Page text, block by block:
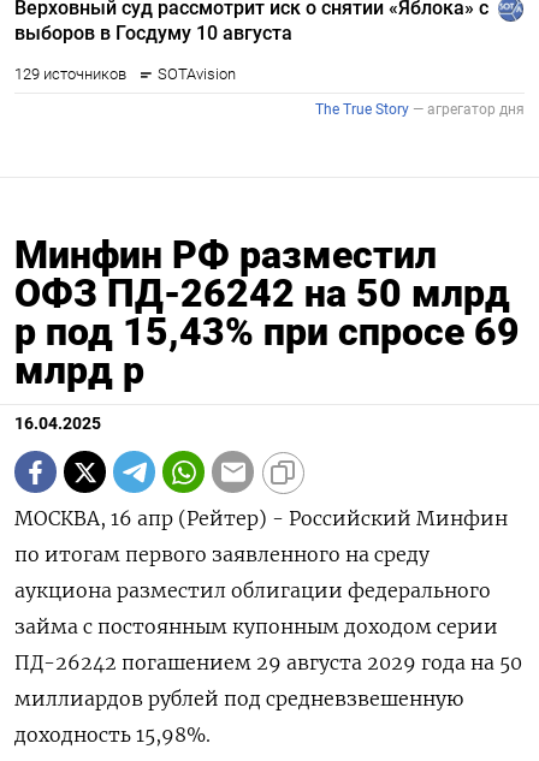
Минфин РФ разместил
ОФЗ ПД-26242 на 50 млрд
р под 15,43% при спросе 69
млрд р
16.04.2025
МОСКВА, 16 апр (Рейтер) - Российский Минфин
по итогам первого заявленного на среду
аукциона разместил облигации федерального
займа с постоянным купонным доходом серии
ПД-26242 погашением 29 августа 2029 года на 50
миллиардов рублей под средневзвешенную
доходность 15,98%.